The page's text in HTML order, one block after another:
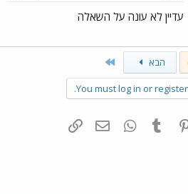
עדיין לא עונה על השאלה
הבא
You must log in or
Pinterest
Tumblr
WhatsAppדואר אלקטרוני